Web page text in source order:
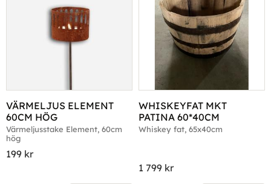
VÄRMELJUS ELEMENT
60CM HÖG
Värmeljusstake Element, 60cm
hög
199 kr
WHISKEYFAT MKT
PATINA 60*40CM
Whiskey fat, 65x40cm
1 799 kr